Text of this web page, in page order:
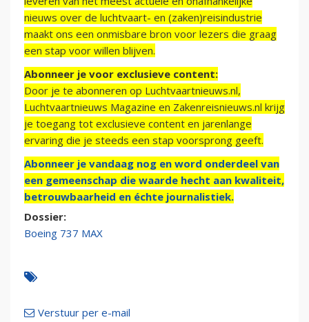
nieuws over de luchtvaart- en (zaken)reisindustrie
maakt ons een onmisbare bron voor lezers die graag
een stap voor willen blijven.
Abonneer je voor exclusieve content:
Door je te abonneren op Luchtvaartnieuws.nl,
Luchtvaartnieuws Magazine en Zakenreisnieuws.nl krijg
je toegang tot exclusieve content en jarenlange
ervaring die je steeds een stap voorsprong geeft.
Abonneer je vandaag nog en word onderdeel van
een gemeenschap die waarde hecht aan kwaliteit,
betrouwbaarheid en échte journalistiek.
Dossier:
Boeing 737 MAX
Verstuur per e-mail